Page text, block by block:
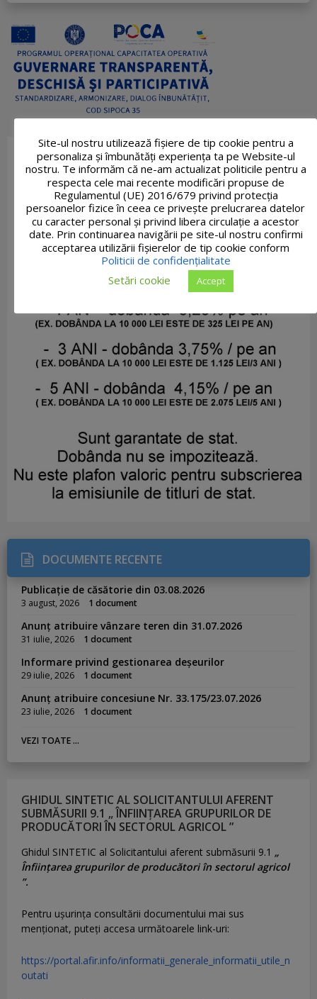
DOCUMENTE RECENTE
Publicație de căsătorie din 03.08.2026
3 august, 2026 1 document
Anunț atribuire vânzare teren din 31.07.2026
31 iulie, 2026 1 document
Informare privind gestionarea deșeurilor
29 iulie, 2026 1 document
Anunț atribuire concesiune Nr. 33.175/23.07.2026
23 iulie, 2026 1 document
VEZI TOATE ...
GHIDUL SINTETIC AL SOLICITANTULUI AFERENT
SUBMĂSURII 9.1 „ ÎNFIINȚAREA GRUPURILOR DE
PRODUCĂTORI ÎN SECTORUL AGRICOL ”
Ghidul SINTETIC al Solicitantului aferent submăsurii 9.1 „
Înființarea grupurilor de producători în sectorul agricol
”.
Pentru uşurinţa consultării documentului mai sus
menţionat, puteţi accesa următoarele link-uri:
https://portal.afir.info/informatii_generale_informatii_utile_n
outati
Site-ul nostru utilizează fişiere de tip cookie pentru a
personaliza și îmbunătăți experiența ta pe Website-ul
nostru. Te informăm că ne-am actualizat politicile pentru a
respecta cele mai recente modificări propuse de
Regulamentul (UE) 2016/679 privind protecția
persoanelor fizice în ceea ce privește prelucrarea datelor
cu caracter personal și privind libera circulație a acestor
date. Prin continuarea navigării pe site-ul nostru confirmi
acceptarea utilizării fişierelor de tip cookie conform
Politicii de confidențialitate
Setări cookie
Accept